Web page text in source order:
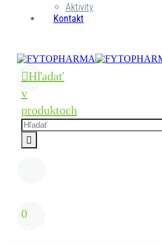
Aktivity
Kontakt
Hľadať
v
produktoch
0